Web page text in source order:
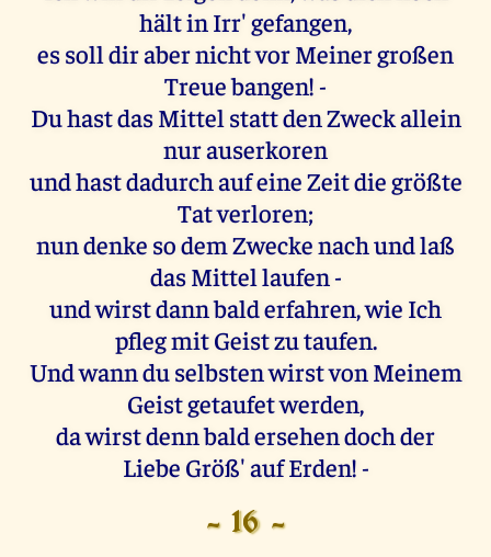
hält in Irr' gefangen,
es soll dir aber nicht vor Meiner großen
Treue bangen! -
Du hast das Mittel statt den Zweck allein
nur auserkoren
und hast dadurch auf eine Zeit die größte
Tat verloren;
nun denke so dem Zwecke nach und laß
das Mittel laufen -
und wirst dann bald erfahren, wie Ich
pfleg mit Geist zu taufen.
Und wann du selbsten wirst von Meinem
Geist getaufet werden,
da wirst denn bald ersehen doch der
Liebe Größ' auf Erden! -
- 16 -